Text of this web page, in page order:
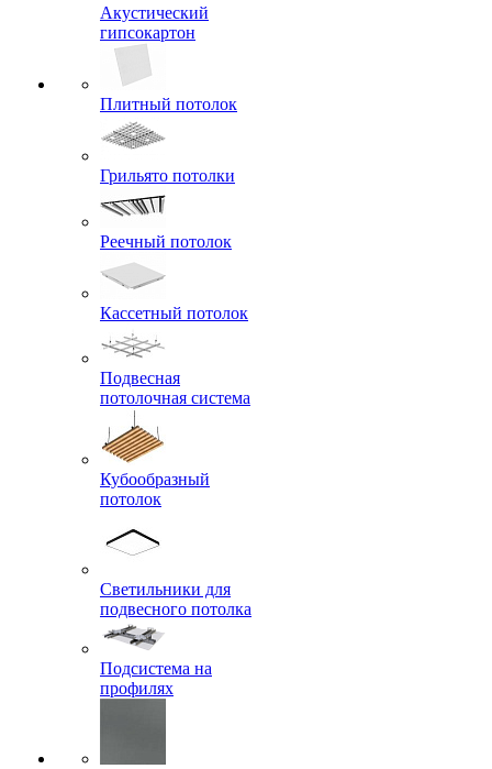
Акустический
гипсокартон
Плитный потолок
Грильято потолки
Реечный потолок
Кассетный потолок
Подвесная
потолочная система
Кубообразный
потолок
Светильники для
подвесного потолка
Подсистема на
профилях